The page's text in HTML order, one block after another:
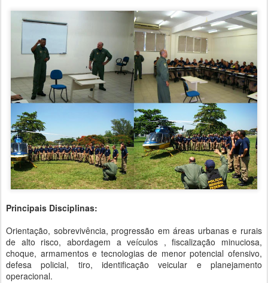
Principais Disciplinas:
Orientação, sobrevivência, progressão em áreas urbanas e rurais
de alto risco, abordagem a veículos , fiscalização minuciosa,
choque, armamentos e tecnologias de menor potencial ofensivo,
defesa policial, tiro, identificação veicular e planejamento
operacional.